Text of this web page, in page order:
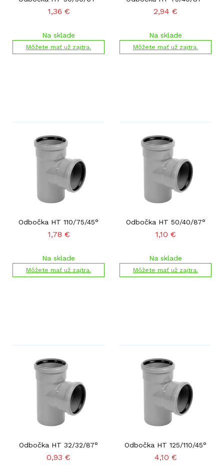
1,36 €
Na sklade
Môžete mať už zajtra.
2,94 €
Na sklade
Môžete mať už zajtra.
Odbočka HT 110/75/45°
1,78 €
Na sklade
Môžete mať už zajtra.
Odbočka HT 50/40/87°
1,10 €
Na sklade
Môžete mať už zajtra.
Odbočka HT 32/32/87°
0,93 €
Odbočka HT 125/110/45°
4,10 €